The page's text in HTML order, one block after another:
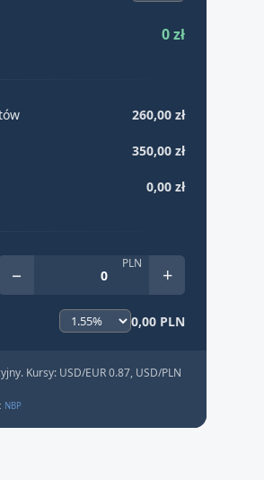
0 zł
260,00 zł
350,00 zł
0,00 zł
− PLN +
0,00 PLN
Kursy: USD/EUR 0.87, USD/PLN
NBP